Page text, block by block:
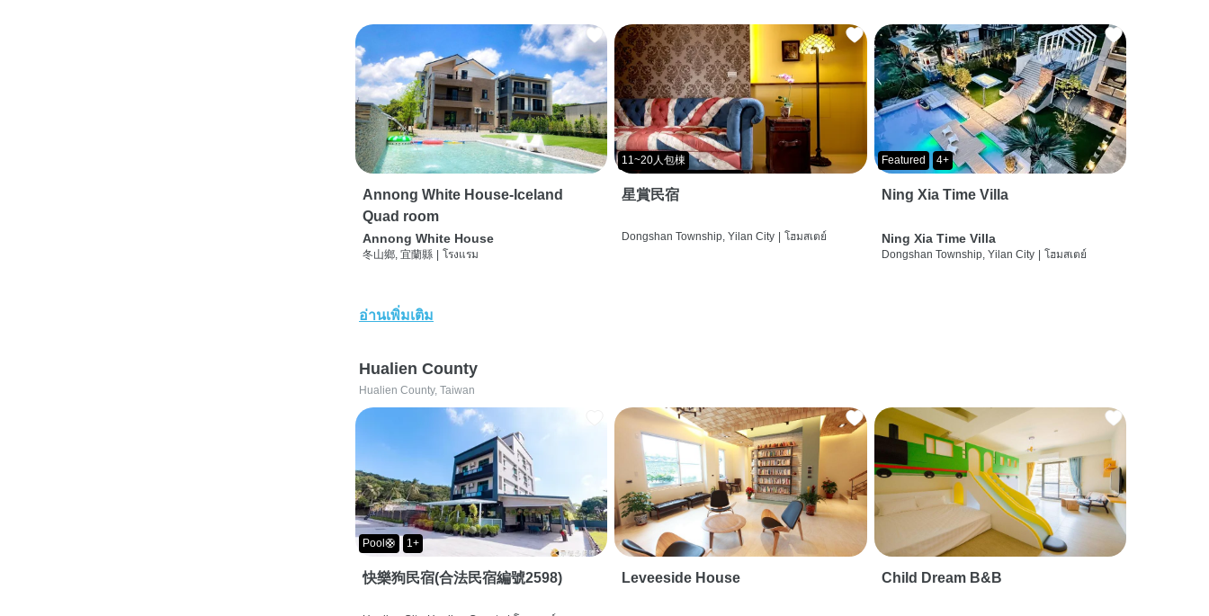
Annong White House-Iceland
Quad room
Annong White House
冬山鄉, 宜蘭縣 | โรงแรม
11~20人包棟
星賞民宿
Dongshan Township, Yilan City | โฮมสเตย์
Featured 4+
Ning Xia Time Villa
Ning Xia Time Villa
Dongshan Township, Yilan City | โฮมสเตย์
อ่านเพิ่มเติม
Hualien County
Hualien County, Taiwan
Pool🛟 1+
快樂狗民宿(合法民宿編號2598) Leveeside House Child Dream B&B